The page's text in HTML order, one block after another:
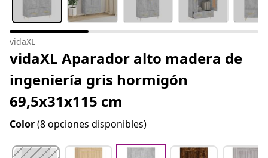
vidaXL
vidaXL Aparador alto madera de
ingeniería gris hormigón
69,5x31x115 cm
Color(8 opciones disponibles)